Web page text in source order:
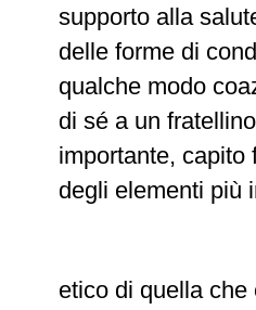
supporto alla
delle forme di
qualche modo
di sé a un
importante, capito
degli elementi più
etico di quella